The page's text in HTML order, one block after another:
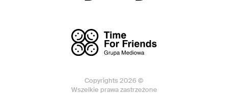
Copyrights 2026 ©
Wszelkie prawa zastrzeżone